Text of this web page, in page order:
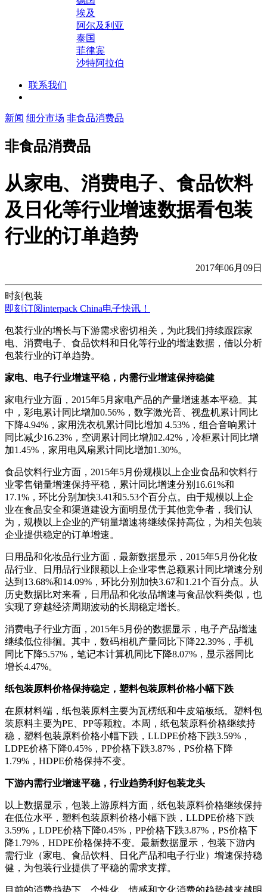
埃及
阿尔及利亚
泰国
菲律宾
沙特阿拉伯
联系我们
新闻 细分市场 非食品消费品
非食品消费品
从家电、消费电子、食品饮料
及日化等行业增速数据看包装
行业的订单趋势
2017年06月09日
时刻包装
即刻订阅interpack China电子快讯！
包装行业的增长与下游需求密切相关，为此我们持续跟踪家
电、消费电子、食品饮料和日化等行业的增速数据，借以分析
包装行业的订单趋势。
家电、电子行业增速平稳，内需行业增速保持稳健
家电行业方面，2015年5月家电产品的产量增速基本平稳。其
中，彩电累计同比增加0.56%，数字激光音、视盘机累计同比
下降4.94%，家用洗衣机累计同比增加 4.53%，组合音响累计
同比减少16.23%，空调累计同比增加2.42%，冷柜累计同比增
加1.45%，家用电风扇累计同比增加1.30%。
食品饮料行业方面，2015年5月份规模以上企业食品和饮料行
业零售销量增速保持平稳，累计同比增速分别16.61%和
17.1%，环比分别加快3.41和5.53个百分点。由于规模以上企
业在食品安全和渠道建设方面明显优于其他竞争者，我们认
为，规模以上企业的产销量增速将继续保持高位，为相关包装
企业提供稳定的订单增速。
日用品和化妆品行业方面，最新数据显示，2015年5月份化妆
品行业、日用品行业限额以上企业零售总额累计同比增速分别
达到13.68%和14.09%，环比分别加快3.67和1.21个百分点。从
历史数据比对来看，日用品和化妆品增速与食品饮料类似，也
实现了穿越经济周期波动的长期稳定增长。
消费电子行业方面，2015年5月份的数据显示，电子产品增速
继续低位徘徊。其中，数码相机产量同比下降22.39%，手机
同比下降5.57%，笔记本计算机同比下降8.07%，显示器同比
增长4.47%。
纸包装原料价格保持稳定，塑料包装原料价格小幅下跌
在原材料端，纸包装原料主要为瓦楞纸和牛皮箱板纸。塑料包
装原料主要为PE、PP等颗粒。本周，纸包装原料价格继续持
稳，塑料包装原料价格小幅下跌，LLDPE价格下跌3.59%，
LDPE价格下降0.45%，PP价格下跌3.87%，PS价格下降
1.79%，HDPE价格保持不变。
下游内需行业增速平稳，行业趋势利好包装龙头
以上数据显示，包装上游原料方面，纸包装原料价格继续保持
在低位水平，塑料包装原料价格小幅下跌，LLDPE价格下跌
3.59%，LDPE价格下降0.45%，PP价格下跌3.87%，PS价格下
降1.79%，HDPE价格保持不变。最新数据显示，包装下游内
需行业（家电、食品饮料、日化产品和电子行业）增速保持稳
健，为包装行业提供了平稳的需求支撑。